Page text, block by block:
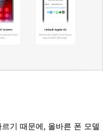
기 때문에, 올바른 폰 모델